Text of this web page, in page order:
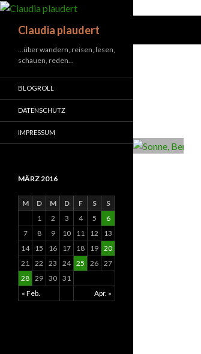
Claudia plaudert
…über wandern, reisen, lesen,
schauen, reden…
BLOGROLL
DATENSCHUTZ
IMPRESSUM
MÄRZ 2016
M D M D F S S
« Feb. Apr. »
1 2 3 4 5
6
7
8 9 10 11 12
13
14
15 16 17 18 19 20
21
22 23 24 25 26 27
28 29 30 31